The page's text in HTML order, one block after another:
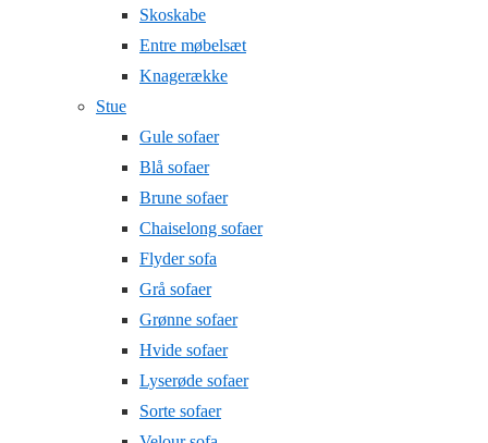
Skoskabe
Entre møbelsæt
Knagerække
Stue
Gule sofaer
Blå sofaer
Brune sofaer
Chaiselong sofaer
Flyder sofa
Grå sofaer
Grønne sofaer
Hvide sofaer
Lyserøde sofaer
Sorte sofaer